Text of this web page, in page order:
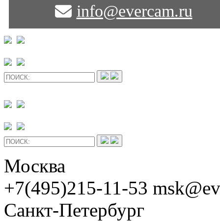
info@evercam.ru
Москва
+7(495)215-11-53
Санкт-Петербург